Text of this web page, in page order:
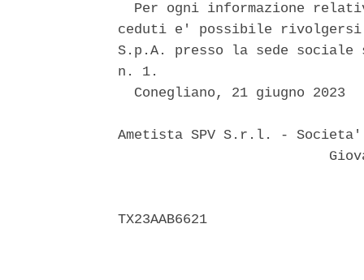
Per ogni informazione
ceduti e' possibile rivolgersi
S.p.A. presso la sede
n. 1.
  Conegliano, 21 giugno 2023
Ametista SPV S.r.l. -